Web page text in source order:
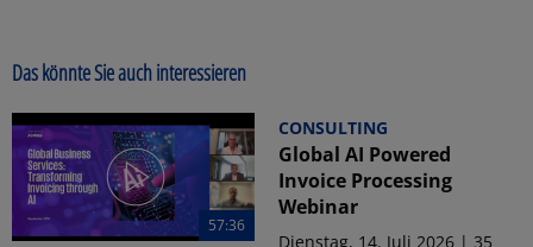
Das könnte Sie auch interessieren
57:36
CONSULTING
Global AI Powered
Invoice Processing
Webinar
Dienstag, 14. Juli 2026 | 35